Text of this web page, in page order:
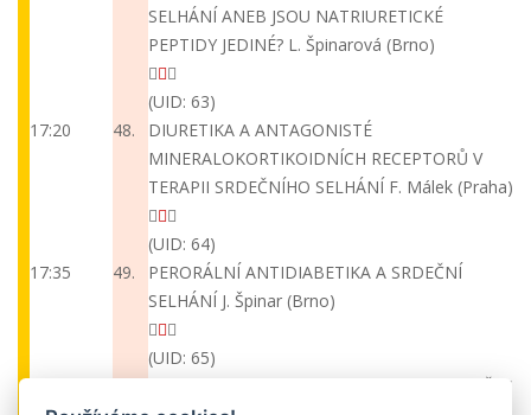
SELHÁNÍ ANEB JSOU NATRIURETICKÉ
PEPTIDY JEDINÉ? L. Špinarová (Brno)
(UID: 63)
17:20
48.
DIURETIKA A ANTAGONISTÉ
MINERALOKORTIKOIDNÍCH RECEPTORŮ V
TERAPII SRDEČNÍHO SELHÁNÍ F. Málek (Praha)
(UID: 64)
17:35
49.
PERORÁLNÍ ANTIDIABETIKA A SRDEČNÍ
SELHÁNÍ J. Špinar (Brno)
(UID: 65)
Závěr kongresu, závěrečné slovo předsedy ČKS